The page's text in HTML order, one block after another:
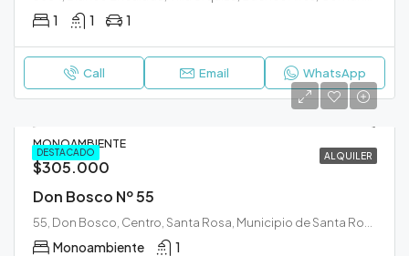
1 1 1
Call Email WhatsApp
DESTACADO ALQUILER
MONOAMBIENTE
$305.000
Don Bosco Nº 55
Monoambiente 1